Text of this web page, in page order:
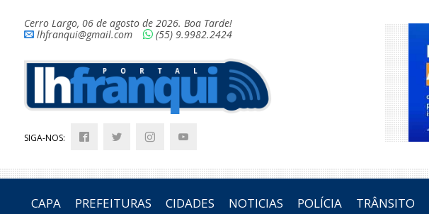
Cerro Largo, 06 de agosto de 2026. Boa Tarde!
lhfranqui@gmail.com
(55) 9.9982.2424
SIGA-NOS:
CAPA PREFEITURAS CIDADES NOTICIAS POLÍCIA TRÂNSITO